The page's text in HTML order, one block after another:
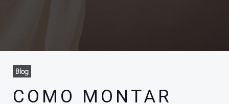
Blog
COMO MONTAR